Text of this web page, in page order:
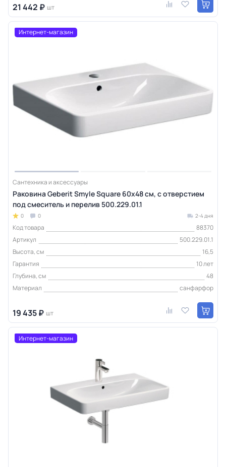
21 442 ₽ шт
Интернет-магазин
Сантехника и аксессуары
Раковина Geberit Smyle Square 60х48 см, с отверстием
под смеситель и перелив 500.229.01.1
0 0 2-4 дня
Код товара
88370
Артикул
500.229.01.1
Высота, см
16,5
Гарантия
10 лет
Глубина, см
48
Материал
санфарфор
19 435 ₽ шт
Интернет-магазин